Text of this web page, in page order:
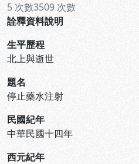
5 次數3509 次數
詮釋資料說明
生平歷程
北上與逝世
題名
停止藥水注射
民國紀年
中華民國十四年
西元紀年